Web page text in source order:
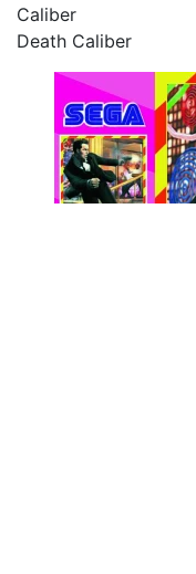
Caliber
Death Caliber